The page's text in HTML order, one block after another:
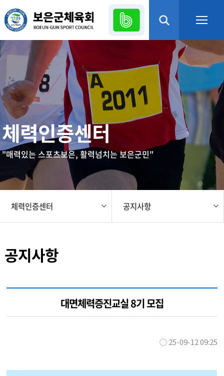
열기
열기
열기
열기
열기
열기
체력인증센터
"매력있는 스포츠보은, 활력넘치는 보은군민"
체력인증센터 공지사항
공지사항
대면체력증진교실 8기 모집
25-09-12 09:25